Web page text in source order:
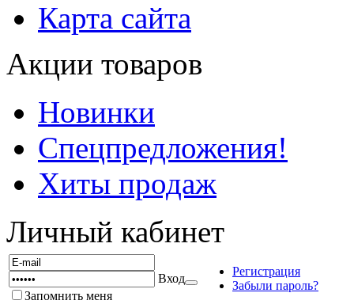
Карта сайта
Акции товаров
Новинки
Спецпредложения!
Хиты продаж
Личный кабинет
Запомнить меня
Вход
Регистрация
Забыли пароль?